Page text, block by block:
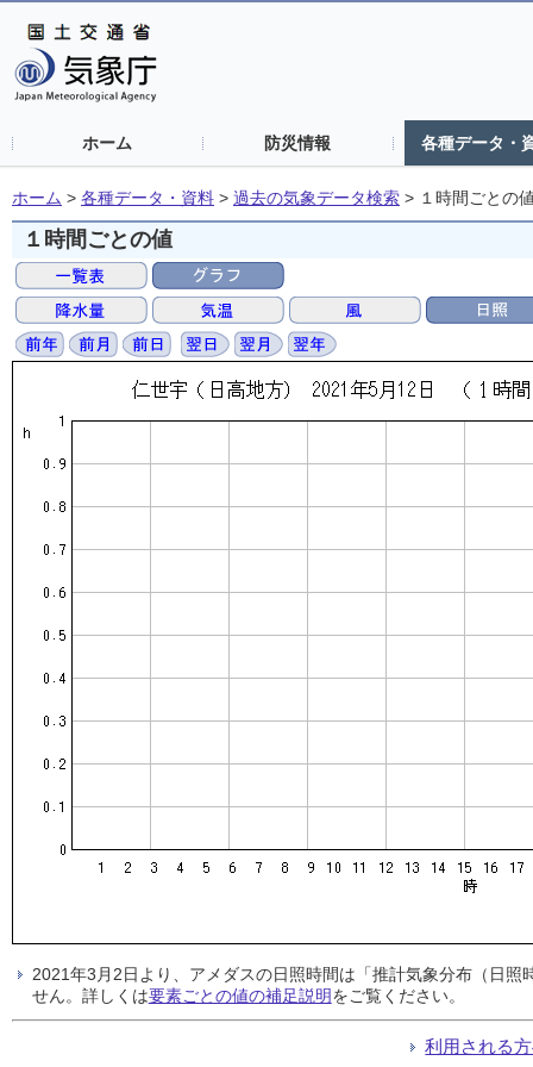
ホーム 防災情報 各種データ・
ホーム > 各種データ・資料 > 過去の気象データ検索 > １時間ごとの
１時間ごとの値
2021年3月2日より、アメダスの日照時間は「推計気象分布（日
せん。詳しくは要素ごとの値の補足説明をご覧ください。
利用される